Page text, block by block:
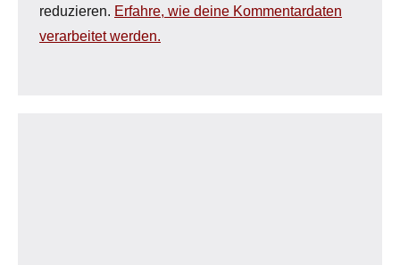
reduzieren. Erfahre, wie deine Kommentardaten
verarbeitet werden.